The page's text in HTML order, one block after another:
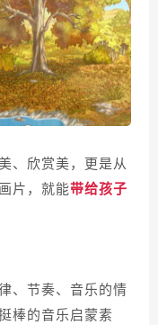
、欣赏美，更是从
片，就能带给孩子
、节奏、音乐的情
棒的音乐启蒙素